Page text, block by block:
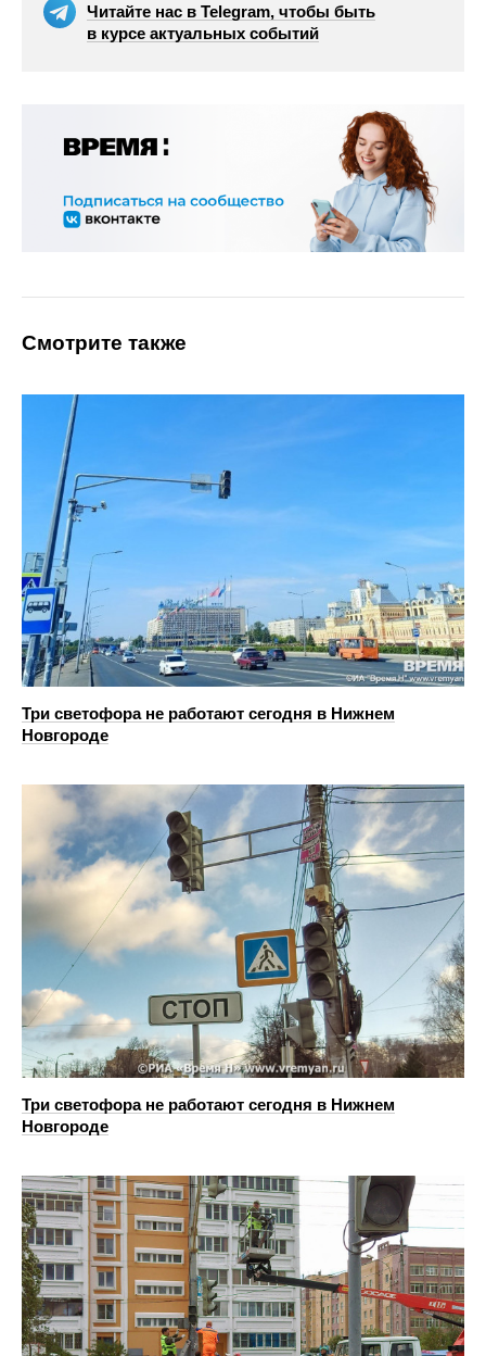
Читайте нас в Telegram, чтобы быть
в курсе актуальных событий
Смотрите также
Три светофора не работают сегодня в Нижнем
Новгороде
Три светофора не работают сегодня в Нижнем
Новгороде